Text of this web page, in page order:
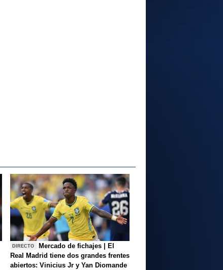
DIRECTO
Mercado de fichajes | El
Real Madrid tiene dos grandes frentes
abiertos: Vinicius Jr y Yan Diomande